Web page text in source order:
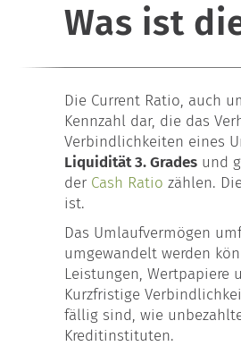
Was ist
Die Current Ratio, auch
Kennzahl dar, die das
Verbindlichkeiten eines
Liquidität 3. Grades und
der Cash Ratio zählen.
ist.
Das Umlaufvermögen
umgewandelt werden
Leistungen, Wertpapiere
Kurzfristige
fällig sind, wie
Kreditinstituten.